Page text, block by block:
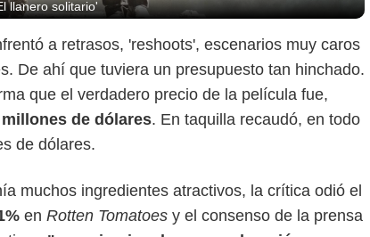
llanero solitario'
a retrasos, 'reshoots', escenarios muy caros
De ahí que tuviera un presupuesto tan hinchado.
que el verdadero precio de la película fue,
millones de dólares. En taquilla recaudó, en todo
de dólares.
muchos ingredientes atractivos, la crítica odió el
en Rotten Tomatoes y el consenso de la prensa